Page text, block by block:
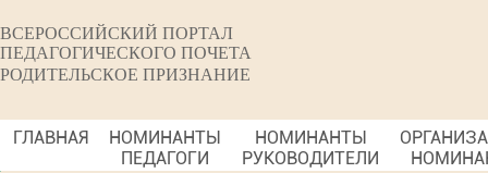
ВСЕРОССИЙСКИЙ ПОРТАЛ
ПЕДАГОГИЧЕСКОГО ПОЧЕТА
РОДИТЕЛЬСКОЕ ПРИЗНАНИЕ
ГЛАВНАЯ
НОМИНАНТЫ
ПЕДАГОГИ
НОМИНАНТЫ
РУКОВОДИТЕЛИ